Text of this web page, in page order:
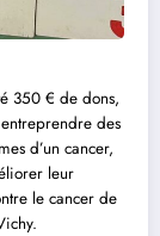
350 € de dons,
des
d’un cancer,
leur
le cancer de